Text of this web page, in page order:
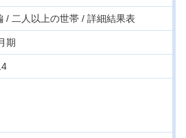
/ 二人以上の世帯 / 詳細結果表
期